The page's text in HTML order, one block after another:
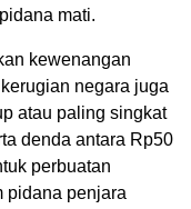
mati.
kewenangan
negara juga
atau paling singkat
denda antara Rp50
perbuatan
pidana penjara